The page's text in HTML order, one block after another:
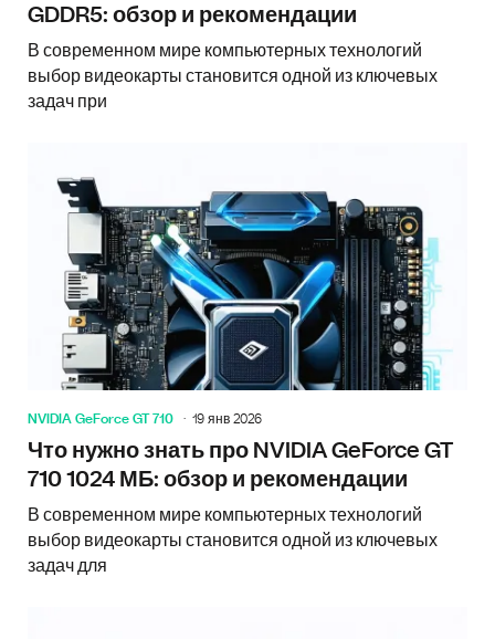
GDDR5: обзор и рекомендации
В современном мире компьютерных технологий
выбор видеокарты становится одной из ключевых
задач при
NVIDIA GeForce GT 710 19 янв 2026
Что нужно знать про NVIDIA GeForce GT
710 1024 МБ: обзор и рекомендации
В современном мире компьютерных технологий
выбор видеокарты становится одной из ключевых
задач для